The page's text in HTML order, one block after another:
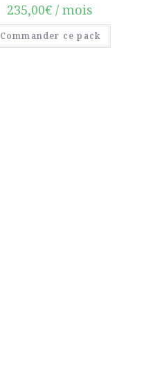
235,00€ / mois
Commander ce pack